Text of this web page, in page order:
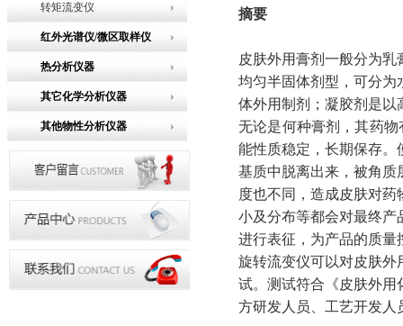
转矩流变仪
红外光谱仪/微区取样仪
热分析仪器
其它化学分析仪器
其他物性分析仪器
摘要
皮肤外用膏剂一般分为
均匀半固体剂型，可分
体外用制剂；凝胶剂是以
无论是何种膏剂，其药
能性质稳定，长期保存
基质中脱离出来，被角
度也不同，造成皮肤对
小及分布等都会对最终
进行表征，为产品的质量
旋转流变仪可以对皮肤
试。测试符合《皮肤外
方研发人员、工艺开发人